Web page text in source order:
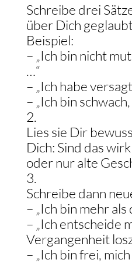
Schreibe drei
über Dich
Beispiel:
– „Ich bin nicht
…“
– „Ich habe
– „Ich bin
Lies sie Dir
Dich: Sind das
oder nur alte
Schreibe dann
– „Ich bin mehr als
– „Ich entscheide
Vergangenheit
– „Ich bin frei,